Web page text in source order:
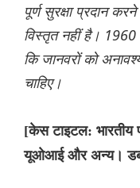
पूर्ण सुरक्षा प्रदान
विस्तृत नहीं है। 1960
कि जानवरों को
चाहिए।
[केस टाइटल: भारतीय
यूओआई और अन्य।